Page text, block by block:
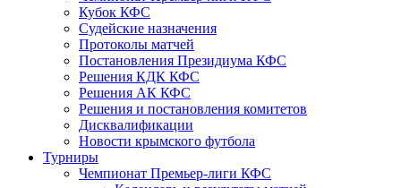
Кубок КФС
Судейские назначения
Протоколы матчей
Постановления Президиума КФС
Решения КДК КФС
Решения АК КФС
Решения и постановления комитетов
Дисквалификации
Новости крымского футбола
Турниры
Чемпионат Премьер-лиги КФС